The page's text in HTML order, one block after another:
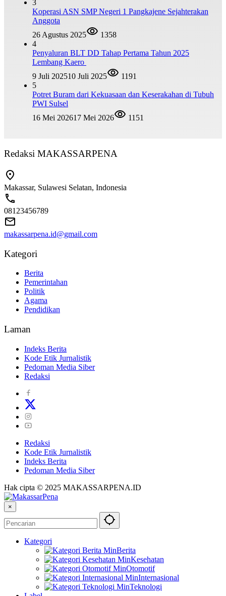
3
Koperasi ASN SMP Negeri 1 Pangkajene Sejahterakan
Anggota
26 Agustus 2025
1358
4
Penyaluran BLT DD Tahap Pertama Tahun 2025
Lembang Kaero
9 Juli 202510 Juli 2025
1191
5
Potret Buram dari Kekuasaan dan Keserakahan di Tubuh
PWI Sulsel
16 Mei 202617 Mei 2026 1151
Redaksi MAKASSARPENA
Makassar, Sulawesi Selatan, Indonesia
08123456789
makassarpena.id@gmail.com
Kategori
Berita
Pemerintahan
Politik
Agama
Pendidikan
Laman
Indeks Berita
Kode Etik Jurnalistik
Pedoman Media Siber
Redaksi
Redaksi
Kode Etik Jurnalistik
Indeks Berita
Pedoman Media Siber
Hak cipta © 2025 MAKASSARPENA.ID
×
Kategori
Berita
Kesehatan
Otomotif
Internasional
Teknologi